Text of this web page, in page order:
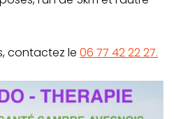
contactez le 06 77 42 22 27.